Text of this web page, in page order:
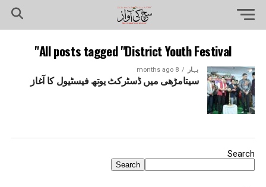
All posts tagged "District Youth Festival"
بہار 8 months ago
سیتامڑھی میں ڈسٹرکٹ یوتھ فیسٹیول کا آغاز
Search
Search